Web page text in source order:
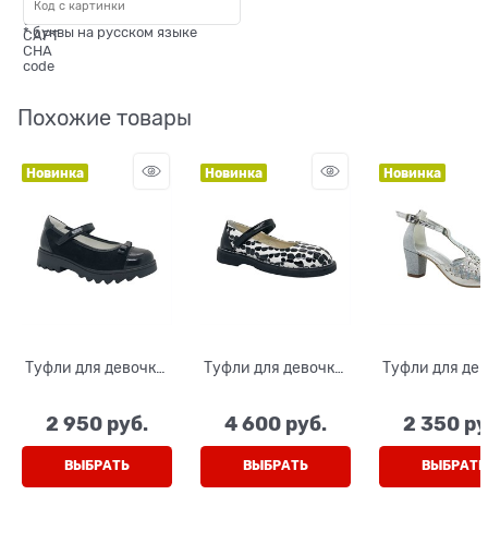
* буквы на русском языке
Похожие товары
Новинка
Туфли для девочки,
липучке, бантик
2 950 руб.
ВЫБРАТЬ
Новинка
Туфли для девочки,
липучке
4 600 руб.
ВЫБРАТЬ
Новинка
Туфли для
открытым
2 350
ВЫБРАТЬ